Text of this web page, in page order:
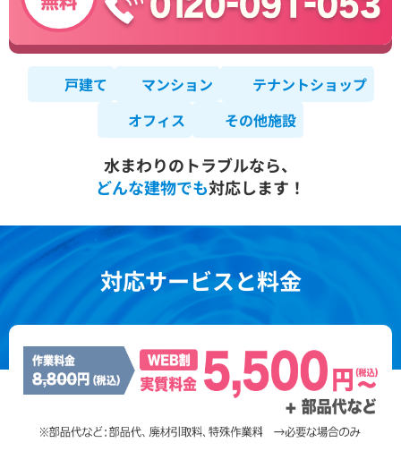
戸建て マンション
テナントショップ
オフィス
その他施設
水まわりのトラブルなら、
どんな建物でも対応します！
対応サービスと料金